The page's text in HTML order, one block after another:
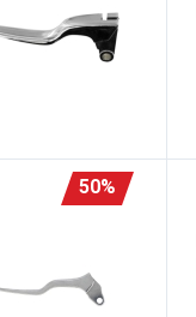
50%